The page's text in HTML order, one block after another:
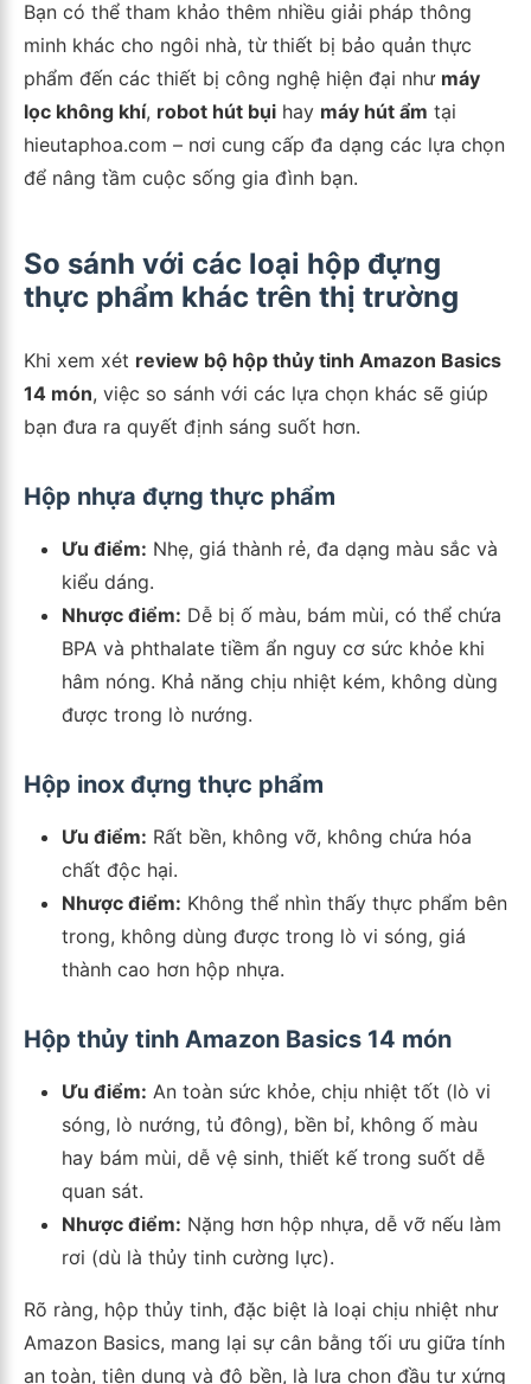
Bạn có thể tham khảo thêm nhiều giải pháp thông
minh khác cho ngôi nhà, từ thiết bị bảo quản thực
phẩm đến các thiết bị công nghệ hiện đại như máy
lọc không khí, robot hút bụi hay máy hút ẩm tại
hieutaphoa.com – nơi cung cấp đa dạng các lựa chọn
để nâng tầm cuộc sống gia đình bạn.
So sánh với các loại hộp đựng
thực phẩm khác trên thị trường
Khi xem xét review bộ hộp thủy tinh Amazon Basics
14 món, việc so sánh với các lựa chọn khác sẽ giúp
bạn đưa ra quyết định sáng suốt hơn.
Hộp nhựa đựng thực phẩm
Ưu điểm: Nhẹ, giá thành rẻ, đa dạng màu sắc và
kiểu dáng.
Nhược điểm: Dễ bị ố màu, bám mùi, có thể chứa
BPA và phthalate tiềm ẩn nguy cơ sức khỏe khi
hâm nóng. Khả năng chịu nhiệt kém, không dùng
được trong lò nướng.
Hộp inox đựng thực phẩm
Ưu điểm: Rất bền, không vỡ, không chứa hóa
chất độc hại.
Nhược điểm: Không thể nhìn thấy thực phẩm bên
trong, không dùng được trong lò vi sóng, giá
thành cao hơn hộp nhựa.
Hộp thủy tinh Amazon Basics 14 món
Ưu điểm: An toàn sức khỏe, chịu nhiệt tốt (lò vi
sóng, lò nướng, tủ đông), bền bỉ, không ố màu
hay bám mùi, dễ vệ sinh, thiết kế trong suốt dễ
quan sát.
Nhược điểm: Nặng hơn hộp nhựa, dễ vỡ nếu làm
rơi (dù là thủy tinh cường lực).
Rõ ràng, hộp thủy tinh, đặc biệt là loại chịu nhiệt như
Amazon Basics, mang lại sự cân bằng tối ưu giữa tính
an toàn, tiện dụng và độ bền, là lựa chọn đầu tư xứng